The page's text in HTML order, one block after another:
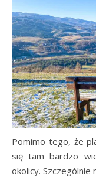
Pomimo tego, że
się tam bardzo
okolicy. Szczególnie